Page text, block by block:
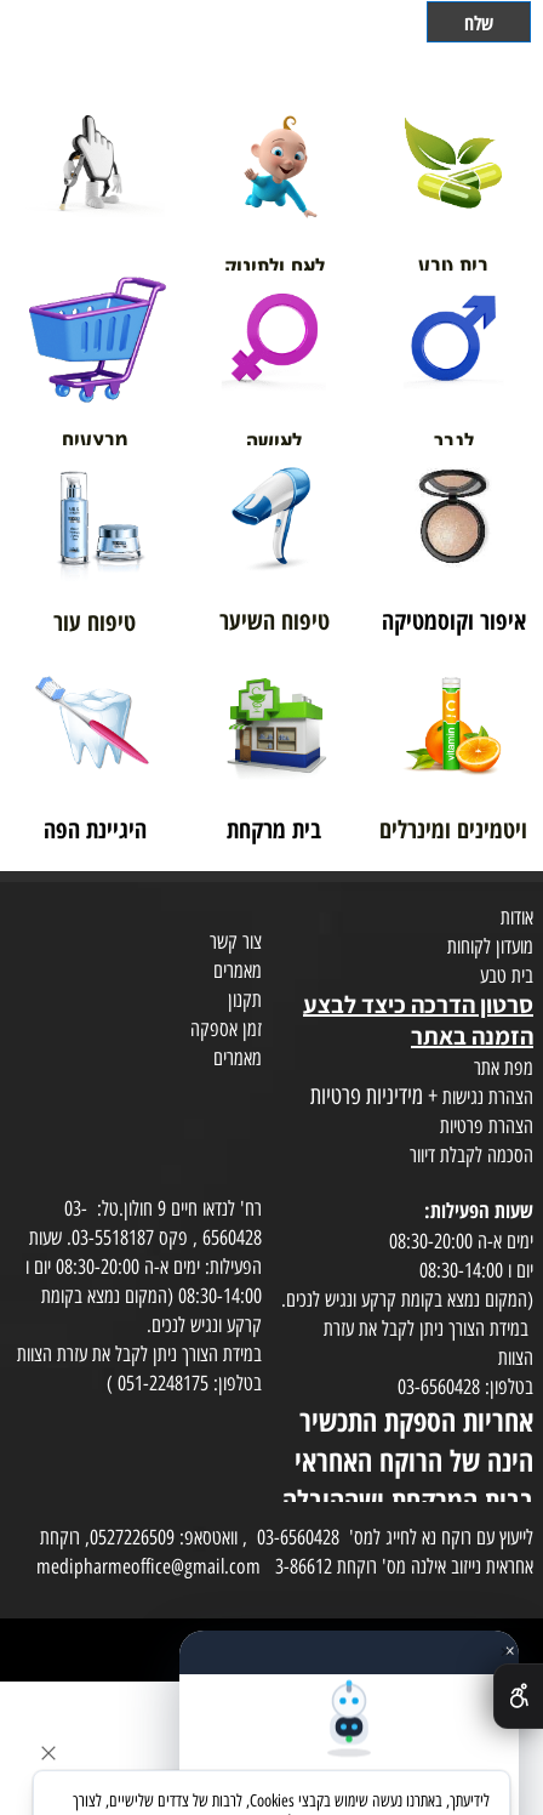
בית טבע לאם ולתינוק
אורטופדיה
לגבר לאישה מבצעים
איפור וקוסמטיקה טיפוח השיער טיפוח עור
ויטמינים ומינרלים בית מרקחת היגיינת הפה
אודות
מועדון לקוחות
בית טבע
סרטון הדרכה כיצד לבצע
הזמנה באתר
מפת אתר
הצהרת נגישות + מידיניות פרטיות
הצהרת פרטיות
הסכמה לקבלת דיוור
צור קשר
מאמרים
תקנון
זמן אספקה
מאמרים
שעות הפעילות:
ימים א-ה 08:30-20:00
יום ו 08:30-14:00
(המקום נמצא בקומת קרקע ונגיש לנכים.
במידת הצורך ניתן לקבל את עזרת
הצוות
בטלפון: 03-6560428
אחריות הספקת התכשיר
הינה של הרוקח האחראי
בבית המרקחת ושההובלה
בפועל תעשה בעזרת
השליח
רח' לנדאו חיים 9 חולון.טל: 03-
6560428 , פקס 03-5518187. שעות
הפעילות: ימים א-ה 08:30-20:00 יום ו
08:30-14:00 (המקום נמצא בקומת
קרקע ונגיש לנכים.
במידת הצורך ניתן לקבל את עזרת הצוות
בטלפון: 051-2248175 )
לייעוץ עם רוקח נא לחייג למס' 03-6560428 , וואטסאפ: 0527226509, רוקחת
אחראית נייזוב אילנה מס' רוקחת 3-86612 medipharmeoffice@gmail.com
✕×
שאלו את העוזר החכם
לידיעתך, באתרנו נעשה שימוש בקבצי Cookies, לרבות של צדדים שלישיים, לצורך